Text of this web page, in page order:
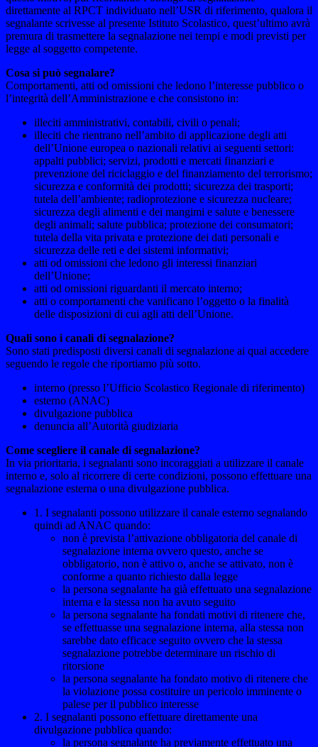
direttamente al RPCT individuato nell’USR di riferimento, qualora il
segnalante scrivesse al presente Istituto Scolastico, quest’ultimo avrà
premura di trasmettere la segnalazione nei tempi e modi previsti per
legge al soggetto competente.
Cosa si può segnalare?
Comportamenti, atti od omissioni che ledono l’interesse pubblico o
l’integrità dell’Amministrazione e che consistono in:
illeciti amministrativi, contabili, civili o penali;
illeciti che rientrano nell’ambito di applicazione degli atti
dell’Unione europea o nazionali relativi ai seguenti settori:
appalti pubblici; servizi, prodotti e mercati finanziari e
prevenzione del riciclaggio e del finanziamento del terrorismo;
sicurezza e conformità dei prodotti; sicurezza dei trasporti;
tutela dell’ambiente; radioprotezione e sicurezza nucleare;
sicurezza degli alimenti e dei mangimi e salute e benessere
degli animali; salute pubblica; protezione dei consumatori;
tutela della vita privata e protezione dei dati personali e
sicurezza delle reti e dei sistemi informativi;
atti od omissioni che ledono gli interessi finanziari
dell’Unione;
atti od omissioni riguardanti il mercato interno;
atti o comportamenti che vanificano l’oggetto o la finalità
delle disposizioni di cui agli atti dell’Unione.
Quali sono i canali di segnalazione?
Sono stati predisposti diversi canali di segnalazione ai quai accedere
seguendo le regole che riportiamo più sotto.
interno (presso l’Ufficio Scolastico Regionale di riferimento)
esterno (ANAC)
divulgazione pubblica
denuncia all’Autorità giudiziaria
Come scegliere il canale di segnalazione?
In via prioritaria, i segnalanti sono incoraggiati a utilizzare il canale
interno e, solo al ricorrere di certe condizioni, possono effettuare una
segnalazione esterna o una divulgazione pubblica.
1. I segnalanti possono utilizzare il canale esterno segnalando
quindi ad ANAC quando:
non è prevista l’attivazione obbligatoria del canale di
segnalazione interna ovvero questo, anche se
obbligatorio, non è attivo o, anche se attivato, non è
conforme a quanto richiesto dalla legge
la persona segnalante ha già effettuato una segnalazione
interna e la stessa non ha avuto seguito
la persona segnalante ha fondati motivi di ritenere che,
se effettuasse una segnalazione interna, alla stessa non
sarebbe dato efficace seguito ovvero che la stessa
segnalazione potrebbe determinare un rischio di
ritorsione
la persona segnalante ha fondato motivo di ritenere che
la violazione possa costituire un pericolo imminente o
palese per il pubblico interesse
2. I segnalanti possono effettuare direttamente una
divulgazione pubblica quando:
la persona segnalante ha previamente effettuato una